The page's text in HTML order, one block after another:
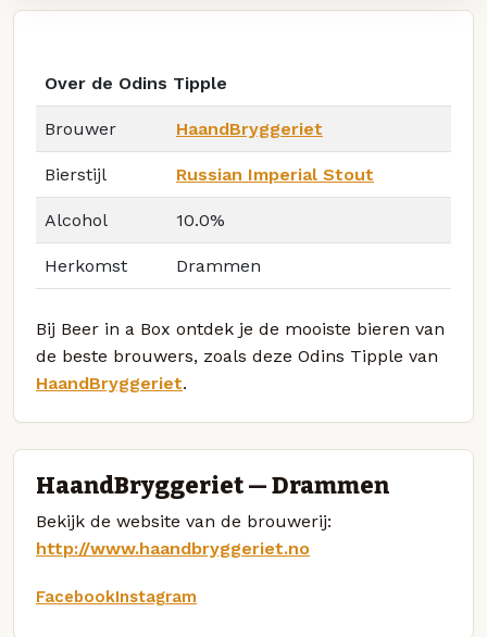
Over de Odins Tipple
Brouwer HaandBryggeriet
Bierstijl Russian Imperial Stout
Alcohol 10.0%
Herkomst Drammen
Bij Beer in a Box ontdek je de mooiste bieren van
de beste brouwers, zoals deze Odins Tipple van
HaandBryggeriet.
HaandBryggeriet — Drammen
Bekijk de website van de brouwerij:
http://www.haandbryggeriet.no
FacebookInstagram